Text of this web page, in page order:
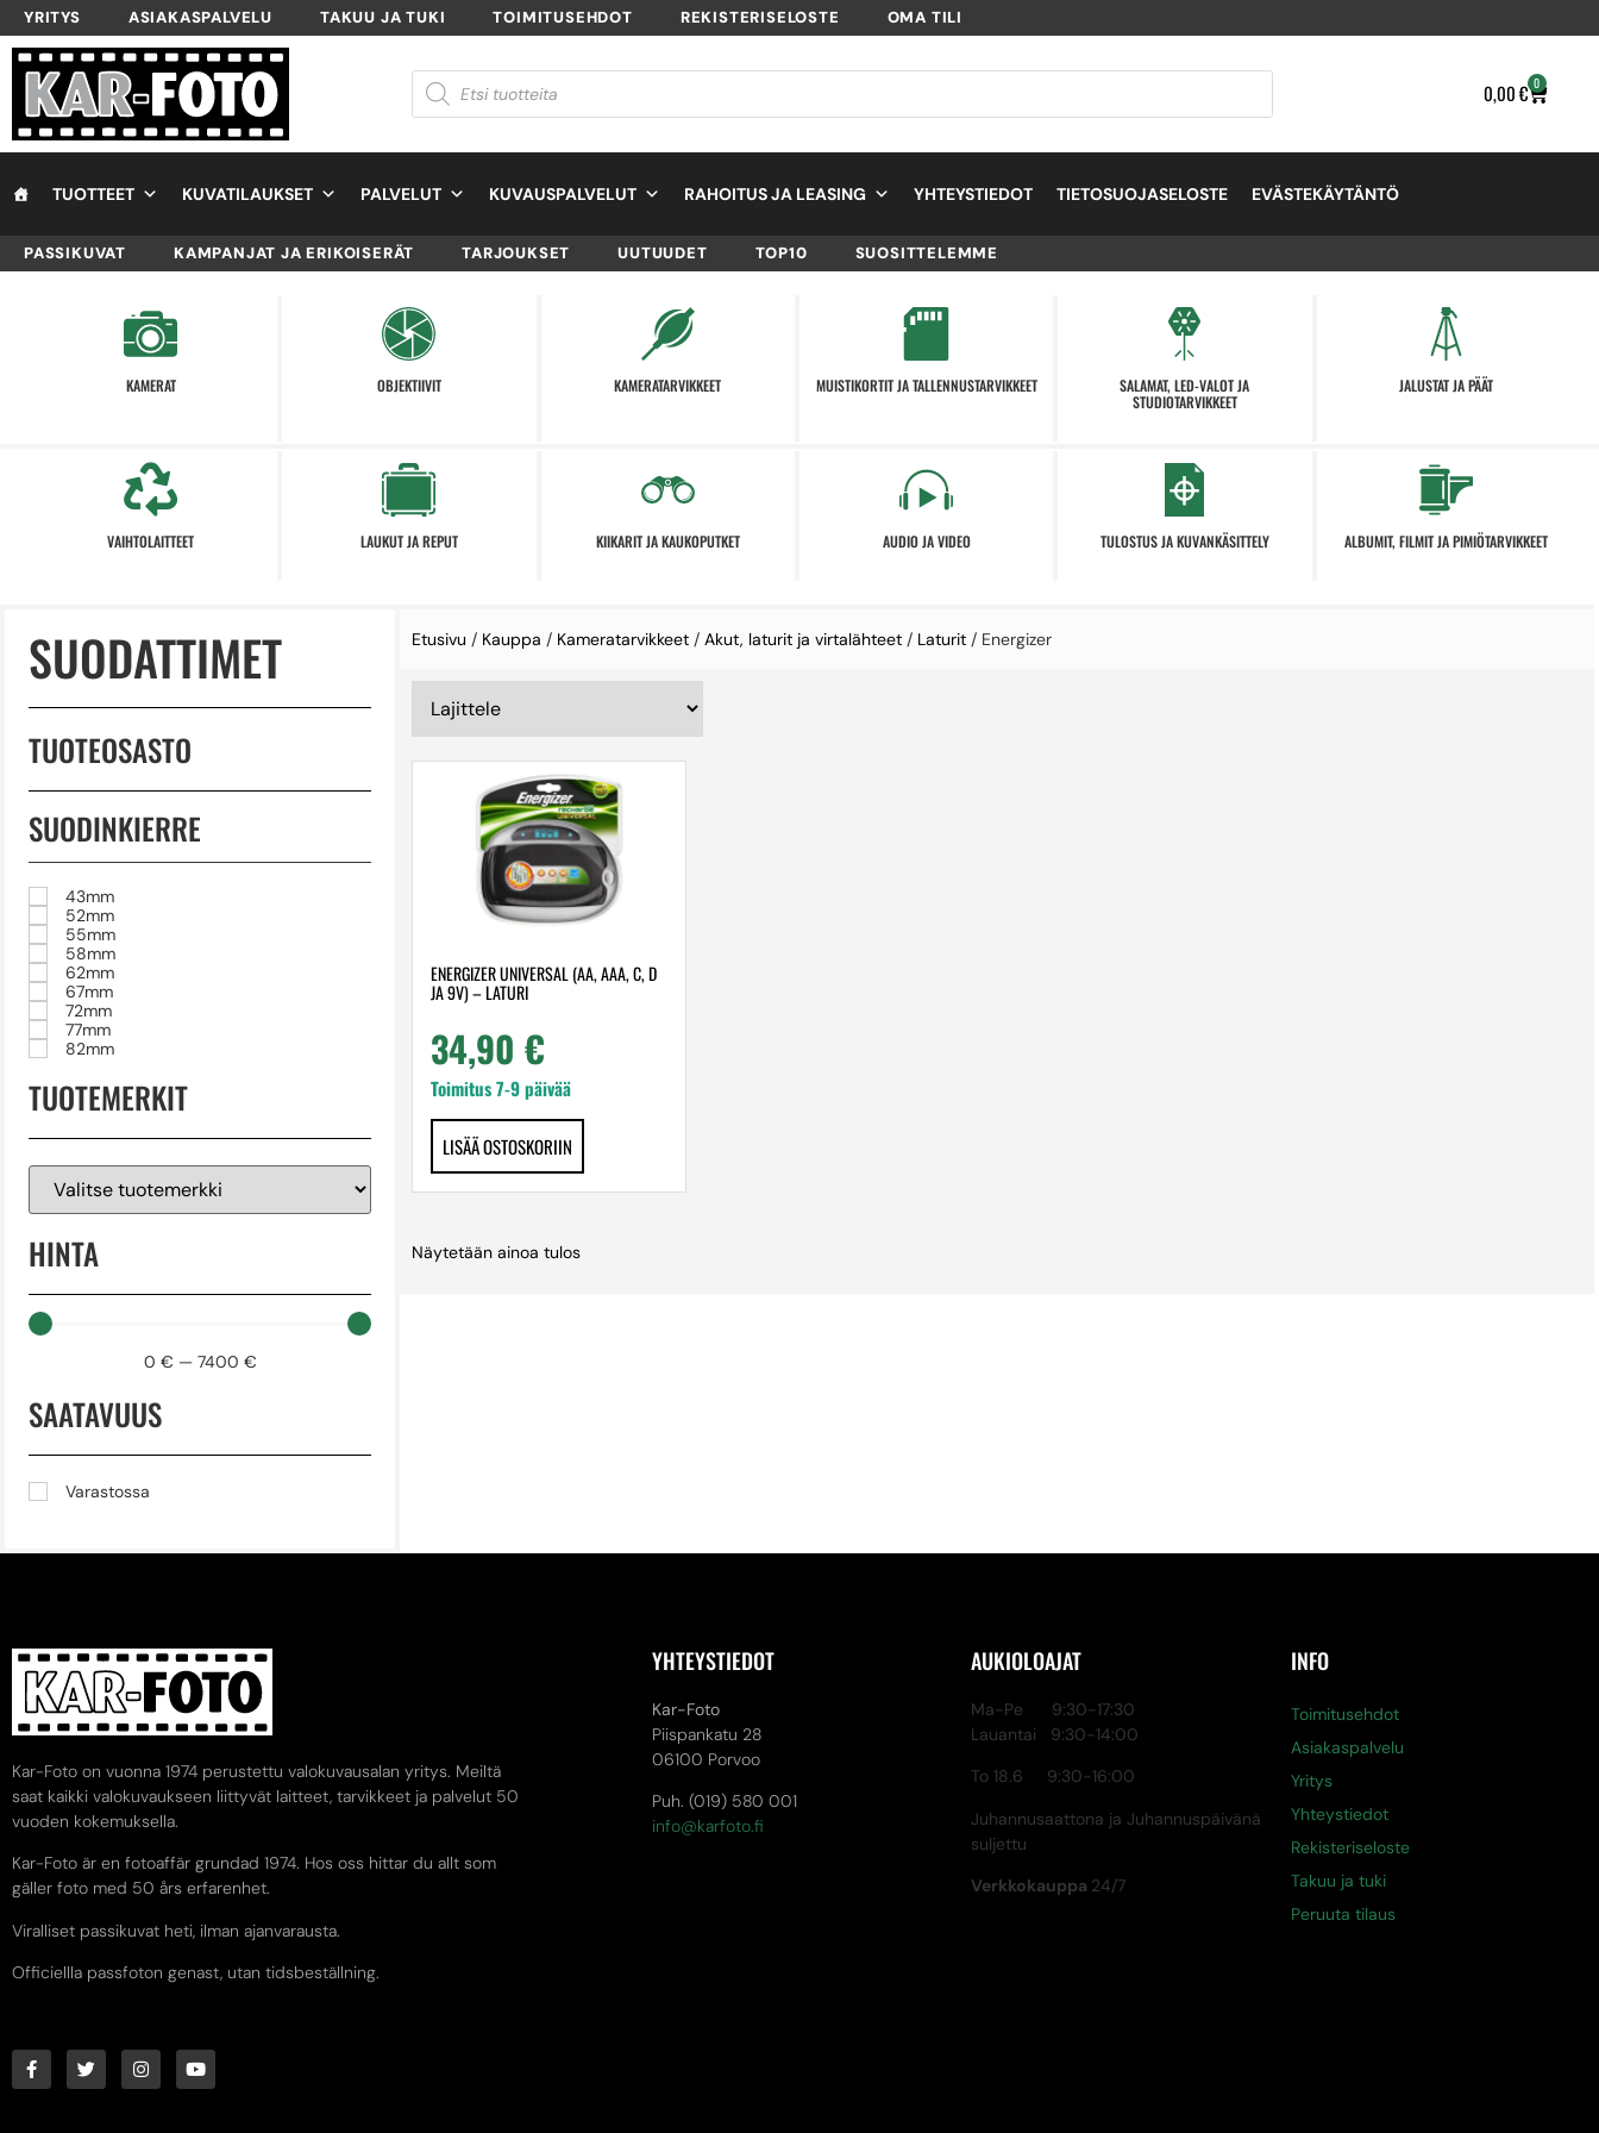
YRITYS ASIAKASPALVELU TAKUU JA TUKI TOIMITUSEHDOT REKISTERISELOSTE OMA TILI
0,00€ 0
TUOTTEET KUVATILAUKSET PALVELUT KUVAUSPALVELUT RAHOITUS JA LEASING YHTEYSTIEDOT TIETOSUOJASELOSTE EVÄSTEKÄYTÄNTÖ
PASSIKUVAT KAMPANJAT JA ERIKOISERÄT TARJOUKSET UUTUUDET TOP10 SUOSITTELEMME
KAMERAT OBJEKTIIVIT KAMERATARVIKKEET MUISTIKORTIT JA TALLENNUSTARVIKKEET
SALAMAT, LED-VALOT JA
STUDIOTARVIKKEET
JALUSTAT JA PÄÄT
VAIHTOLAITTEET LAUKUT JA REPUT KIIKARIT JA KAUKOPUTKET AUDIO JA VIDEO TULOSTUS JA KUVANKÄSITTELY ALBUMIT, FILMIT JA PIMIÖTARVIKKEET
SUODATTIMET
TUOTEOSASTO
SUODINKIERRE
43mm
52mm
55mm
58mm
62mm
67mm
72mm
77mm
82mm
TUOTEMERKIT
HINTA
0 € — 7400 €
SAATAVUUS
Varastossa
Etusivu / Kauppa / Kameratarvikkeet / Akut, laturit ja virtalähteet / Laturit / Energizer
ENERGIZER UNIVERSAL (AA, AAA, C, D
JA 9V) – LATURI
34,90 €
Toimitus 7-9 päivää
LISÄÄ OSTOSKORIIN
Näytetään ainoa tulos
Kar-Foto on vuonna 1974 perustettu valokuvausalan yritys. Meiltä
saat kaikki valokuvaukseen liittyvät laitteet, tarvikkeet ja palvelut 50
vuoden kokemuksella.
Kar-Foto är en fotoaffär grundad 1974. Hos oss hittar du allt som
gäller foto med 50 års erfarenhet.
Viralliset passikuvat heti, ilman ajanvarausta.
Officiellla passfoton genast, utan tidsbeställning.
YHTEYSTIEDOT
Kar-Foto
Piispankatu 28
06100 Porvoo
Puh. (019) 580 001
info@karfoto.fi
AUKIOLOAJAT
Ma-Pe 9:30-17:30
Lauantai 9:30-14:00
To 18.6 9:30-16:00
Juhannusaattona ja Juhannuspäivänä
suljettu
Verkkokauppa 24/7
INFO
Toimitusehdot
Asiakaspalvelu
Yritys
Yhteystiedot
Rekisteriseloste
Takuu ja tuki
Peruuta tilaus